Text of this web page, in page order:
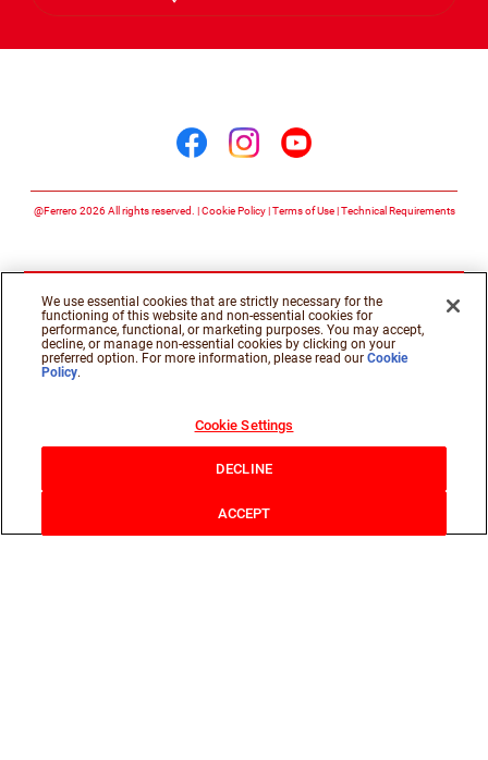
@Ferrero 2026 All rights reserved. Cookie Policy Terms of Use Technical Requirements
We use essential cookies that are strictly necessary for the
functioning of this website and non-essential cookies for
performance, functional, or marketing purposes. You may accept,
decline, or manage non-essential cookies by clicking on your
preferred option. For more information, please read ourCookie
Policy.
Cookie Settings
DECLINE
ACCEPT